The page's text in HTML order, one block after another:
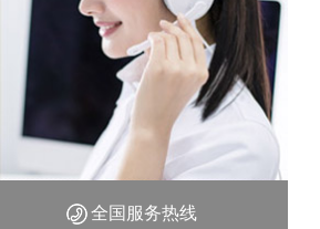
全国服务热线